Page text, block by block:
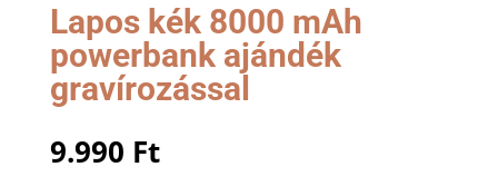
Lapos kék 8000 mAh
powerbank ajándék
gravírozással
9.990 Ft